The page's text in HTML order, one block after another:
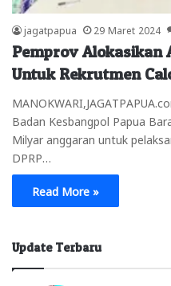
jagatpapua 29 Maret 2024
Pemprov Alokasikan
Untuk Rekrutmen
Badan Kesbangpol Papua
Milyar anggaran untuk
DPRP…
Read More »
Update Terbaru